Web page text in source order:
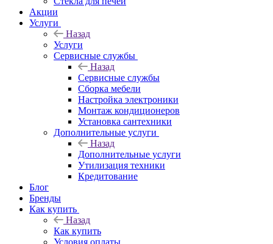
Акции
Услуги
Назад
Услуги
Сервисные службы
Назад
Сервисные службы
Сборка мебели
Настройка электроники
Монтаж кондиционеров
Установка сантехники
Дополнительные услуги
Назад
Дополнительные услуги
Утилизация техники
Кредитование
Блог
Бренды
Как купить
Назад
Как купить
Условия оплаты